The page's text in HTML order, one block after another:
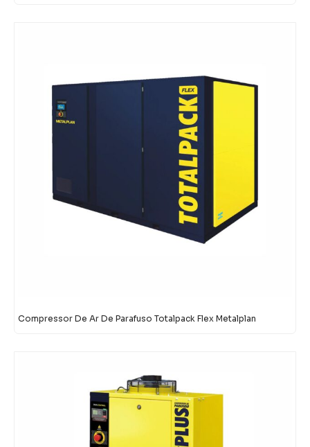
Compressor De Ar De Parafuso Totalpack Flex Metalplan